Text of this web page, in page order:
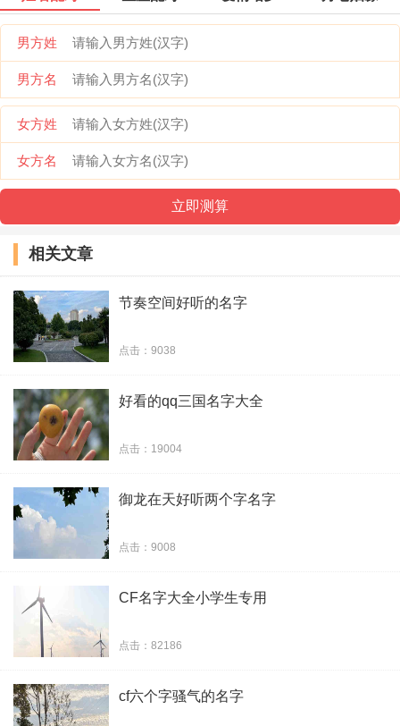
睋,灭绝师太
你的小祖宗
唐尸三摆手
巡山的妖精
嚣张的脚毛
小鸟叫喳喳
屎了都要爱
国际女疯纸
卖萌专业户
炕上随你弄
誓言算神马
我们私奔吧
村口西凉花
天杀的可爱
男方姓
男方名
女方姓
女方名
相关文章
节奏空间好听的名字
点击：9038
好看的qq三国名字大全
点击：19004
御龙在天好听两个字名字
点击：9008
CF名字大全小学生专用
点击：82186
cf六个字骚气的名字